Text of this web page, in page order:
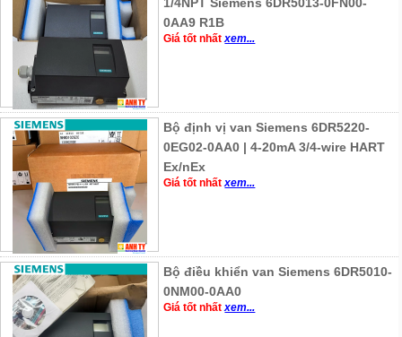
0AA9 R1B
Giá tốt nhấtxem...
Bộ định vị van Siemens 6DR5220-
0EG02-0AA0 | 4-20mA 3/4-wire HART
Ex/nEx
Giá tốt nhấtxem...
Bộ điều khiển van Siemens 6DR5010-
0NM00-0AA0
Giá tốt nhấtxem...